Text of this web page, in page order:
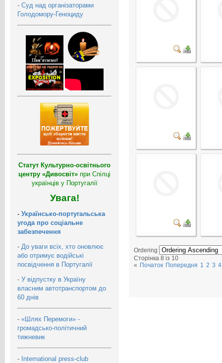
- Суд над організаторами
Голодомору-Геноциду
Статут Культурно-освітнього
центру «Дивосвіт» при Спілці
українців у Португалії
Увага!
- Українсько-португальська
угода про соціальне
забезпечення
- До уваги всіх, хто оновлює
або отримує водійські
посвідчення в Португалії
- У відпустку в Україну
власним автотранспортом до
60 днів
- «Шлях Перемоги» -
громадсько-політичний
тижневик
- International press-club
Ordering
Сторінка 8 із 10
« Початок Попередня 1 2 3 4